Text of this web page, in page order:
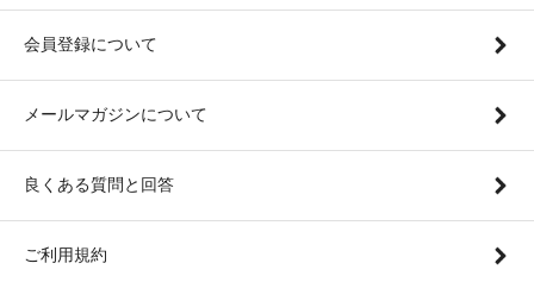
会員登録について
メールマガジンについて
良くある質問と回答
ご利用規約